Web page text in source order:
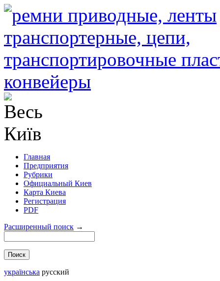
Главная
Предприятия
Рубрики
Официальный Киев
Карта Киева
Регистрация
PDF
Расширенный поиск →
українська русский